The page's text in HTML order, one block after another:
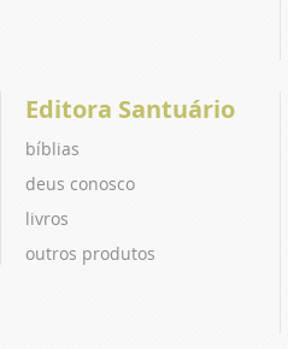
Editora Santuário
bíblias
deus conosco
livros
outros produtos